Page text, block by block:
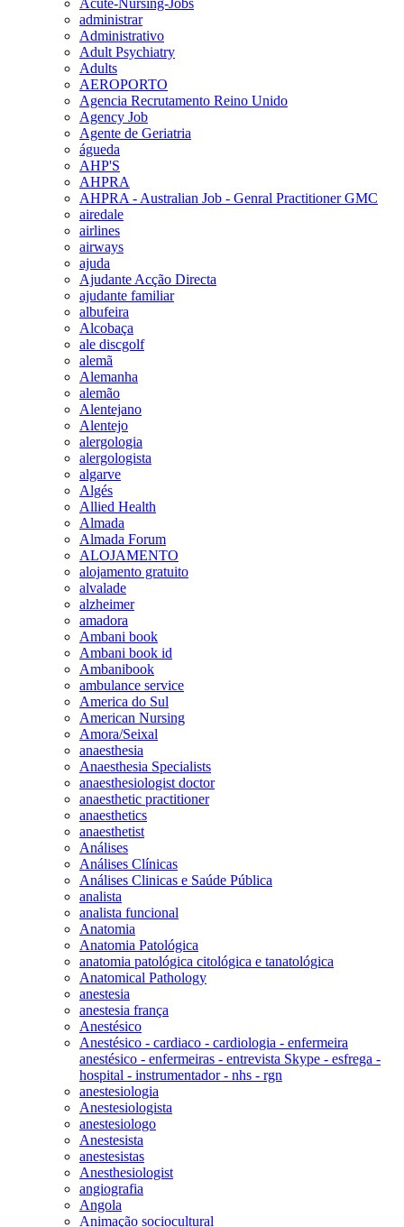
administrar
Administrativo
Adult Psychiatry
Adults
AEROPORTO
Agencia Recrutamento Reino Unido
Agency Job
Agente de Geriatria
águeda
AHP'S
AHPRA
AHPRA - Australian Job - Genral Practitioner GMC
airedale
airlines
airways
ajuda
Ajudante Acção Directa
ajudante familiar
albufeira
Alcobaça
ale discgolf
alemã
Alemanha
alemão
Alentejano
Alentejo
alergologia
alergologista
algarve
Algés
Allied Health
Almada
Almada Forum
ALOJAMENTO
alojamento gratuito
alvalade
alzheimer
amadora
Ambani book
Ambani book id
Ambanibook
ambulance service
America do Sul
American Nursing
Amora/Seixal
anaesthesia
Anaesthesia Specialists
anaesthesiologist doctor
anaesthetic practitioner
anaesthetics
anaesthetist
Análises
Análises Clínicas
Análises Clinicas e Saúde Pública
analista
analista funcional
Anatomia
Anatomia Patológica
anatomia patológica citológica e tanatológica
Anatomical Pathology
anestesia
anestesia frança
Anestésico
Anestésico - cardiaco - cardiologia - enfermeira
anestésico - enfermeiras - entrevista Skype - esfrega -
hospital - instrumentador - nhs - rgn
anestesiologia
Anestesiologista
anestesiologo
Anestesista
anestesistas
Anesthesiologist
angiografia
Angola
Animação sociocultural